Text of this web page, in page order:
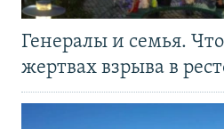
Генералы и семья.
жертвах взрыва в